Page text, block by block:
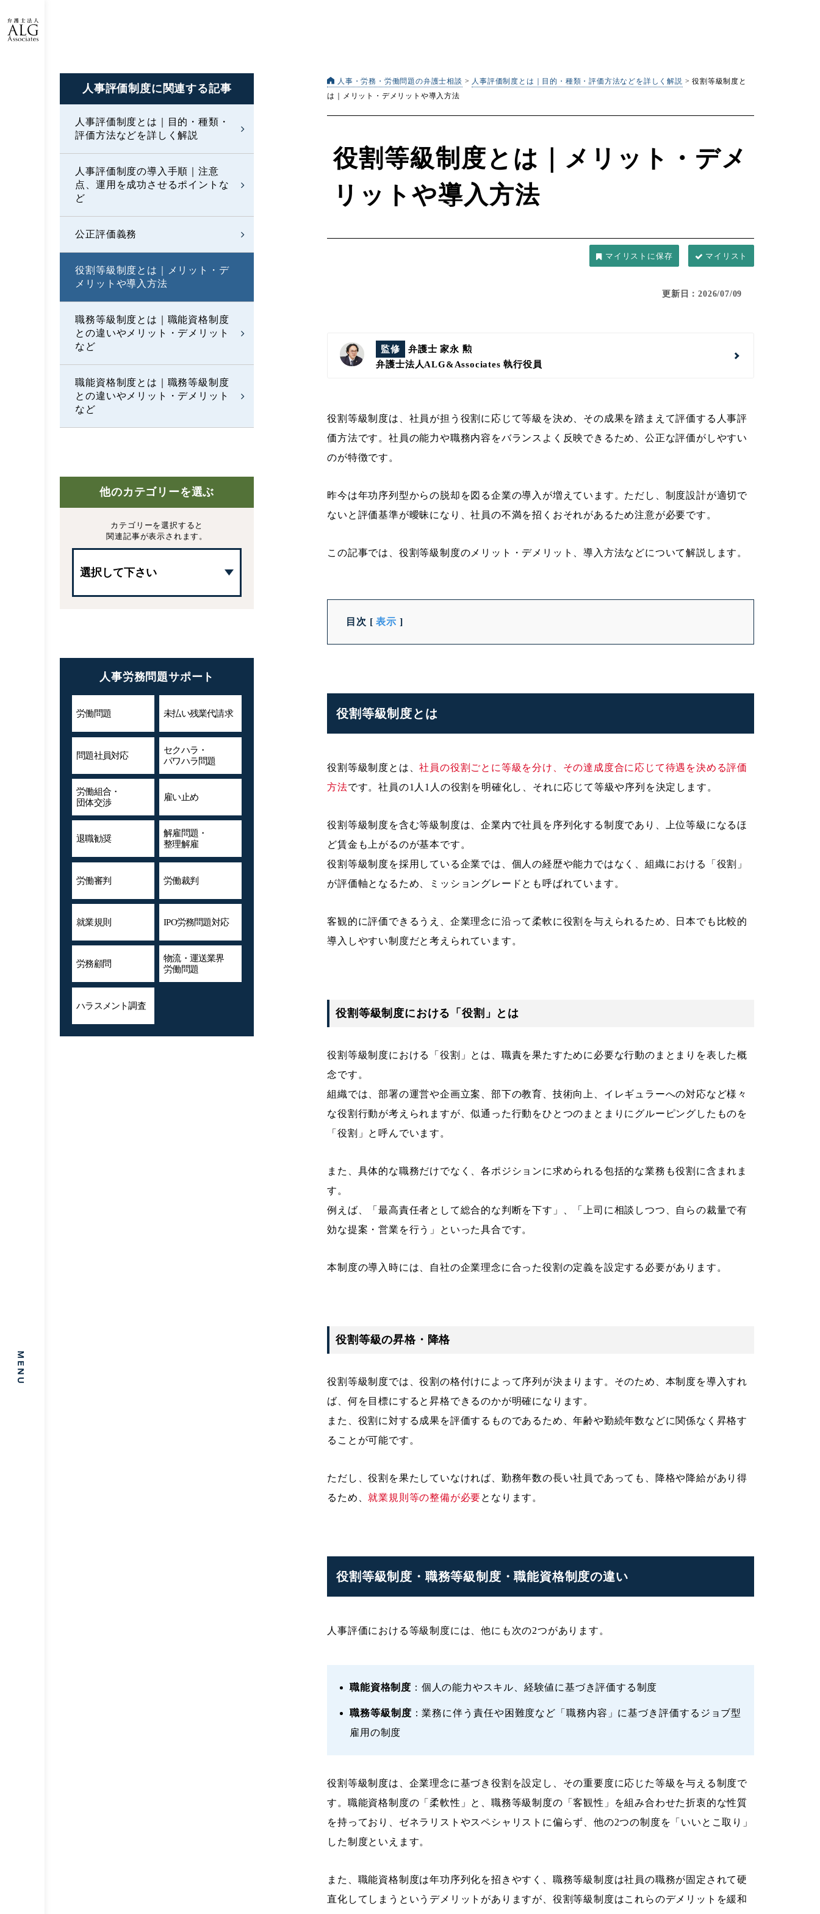
人事評価制度に 関連する記事
人事評価制度とは｜目的・種類・
評価方法などを詳しく解説
人事評価制度の導入手順｜注意
点、運用を成功させるポイントな
ど
公正評価義務
役割等級制度とは｜メリット・デ
メリットや導入方法
職務等級制度とは｜職能資格制度
との違いやメリット・デメリット
など
職能資格制度とは｜職務等級制度
との違いやメリット・デメリット
など
他のカテゴリーを選ぶ
カテゴリーを選択すると
関連記事が表示されます。
人事労務問題サポート
労働問題 未払い残業代請求
問題社員対応
セクハラ・
パワハラ問題
労働組合・
団体交渉
雇い止め
退職勧奨
解雇問題・
整理解雇
労働審判 労働裁判
就業規則 IPO労務問題対応
労務顧問
物流・運送業界
労働問題
ハラスメント調査
人事・労務・労働問題の弁護士相談 > 人事評価制度とは｜目的・種類・評価方法などを詳しく解説 >役割等級制度と
は｜メリット・デメリットや導入方法
役割等級制度とは｜メリット・デメ
リットや導入方法
マイリスト
更新日：2026/07/09
監修
弁護士 家永 勲
弁護士法人ALG&Associates執行役員
役割等級制度は、社員が担う役割に応じて等級を決め、その成果を踏まえて評価する人事評
価方法です。社員の能力や職務内容をバランスよく反映できるため、公正な評価がしやすい
のが特徴です。
昨今は年功序列型からの脱却を図る企業の導入が増えています。ただし、制度設計が適切で
ないと評価基準が曖昧になり、社員の不満を招くおそれがあるため注意が必要です。
この記事では、役割等級制度のメリット・デメリット、導入方法などについて解説します。
目次 [ 表示 ]
役割等級制度とは
役割等級制度とは、社員の役割ごとに等級を分け、その達成度合に応じて待遇を決める評価
方法です。社員の1人1人の役割を明確化し、それに応じて等級や序列を決定します。
役割等級制度を含む等級制度は、企業内で社員を序列化する制度であり、上位等級になるほ
ど賃金も上がるのが基本です。
役割等級制度を採用している企業では、個人の経歴や能力ではなく、組織における「役割」
が評価軸となるため、ミッショングレードとも呼ばれています。
客観的に評価できるうえ、企業理念に沿って柔軟に役割を与えられるため、日本でも比較的
導入しやすい制度だと考えられています。
役割等級制度における「役割」とは
役割等級制度における「役割」とは、職責を果たすために必要な行動のまとまりを表した概
念です。
組織では、部署の運営や企画立案、部下の教育、技術向上、イレギュラーへの対応など様々
な役割行動が考えられますが、似通った行動をひとつのまとまりにグルーピングしたものを
「役割」と呼んでいます。
また、具体的な職務だけでなく、各ポジションに求められる包括的な業務も役割に含まれま
す。
例えば、「最高責任者として総合的な判断を下す」、「上司に相談しつつ、自らの裁量で有
効な提案・営業を行う」といった具合です。
本制度の導入時には、自社の企業理念に合った役割の定義を設定する必要があります。
役割等級の昇格・降格
役割等級制度では、役割の格付けによって序列が決まります。そのため、本制度を導入すれ
ば、何を目標にすると昇格できるのかが明確になります。
また、役割に対する成果を評価するものであるため、年齢や勤続年数などに関係なく昇格す
ることが可能です。
ただし、役割を果たしていなければ、勤務年数の長い社員であっても、降格や降給があり得
るため、 就業規則等の整備が必要となります。
役割等級制度・職務等級制度・職能資格制度の違い
人事評価における等級制度には、他にも次の2つがあります。
職能資格制度 ：個人の能力やスキル、経験値に基づき評価する制度
職務等級制度 ：業務に伴う責任や困難度など「職務内容」に基づき評価するジョブ型
雇用の制度
役割等級制度は、企業理念に基づき役割を設定し、その重要度に応じた等級を与える制度で
す。職能資格制度の「柔軟性」と、職務等級制度の「客観性」を組み合わせた折衷的な性質
を持っており、ゼネラリストやスペシャリストに偏らず、他の2つの制度を「いいとこ取り」
した制度といえます。
また、職能資格制度は年功序列化を招きやすく、職務等級制度は社員の職務が固定されて硬
直化してしまうというデメリットがありますが、役割等級制度はこれらのデメリットを緩和